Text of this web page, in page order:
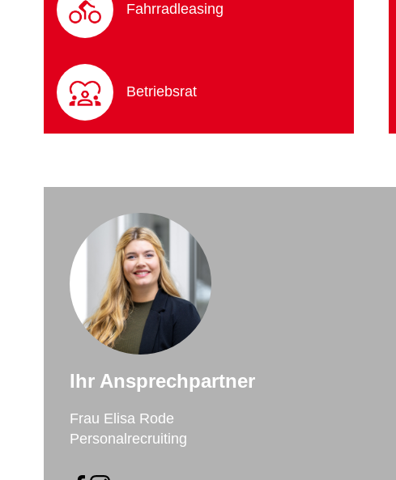
Fahrradleasing
Betriebsrat
Ihr Ansprechpartner
Frau Elisa Rode
Personalrecruiting